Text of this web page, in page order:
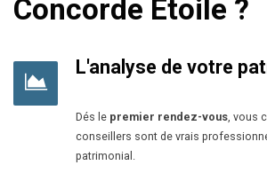
Concorde Etoile ?
L'analyse de votre
Dés le premier rendez-vous, vous
conseillers sont de vrais
patrimonial.